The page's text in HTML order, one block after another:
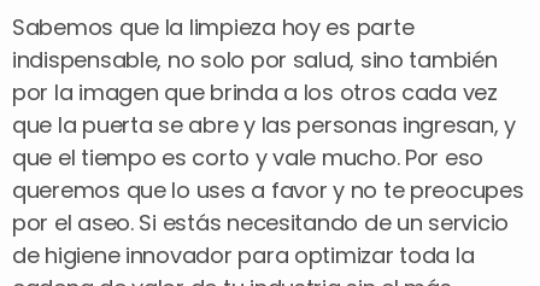
Sabemos que la limpieza hoy es parte
indispensable, no solo por salud, sino también
por la imagen que brinda a los otros cada vez
que la puerta se abre y las personas ingresan, y
que el tiempo es corto y vale mucho. Por eso
queremos que lo uses a favor y no te preocupes
por el aseo. Si estás necesitando de un servicio
de higiene innovador para optimizar toda la